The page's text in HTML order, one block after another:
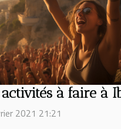
à faire à
2021 21:21